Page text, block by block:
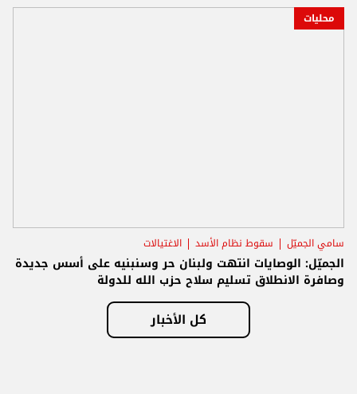
محليات
سامي الجميّل سقوط نظام الأسد الاغتيالات
الجميّل: الوصايات انتهت ولبنان حر وسنبنيه على أسس جديدة
وصافرة الانطلاق تسليم سلاح حزب الله للدولة
كل الأخبار